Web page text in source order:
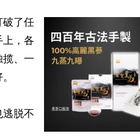
破了任
上，各
揽、一
逃脱不